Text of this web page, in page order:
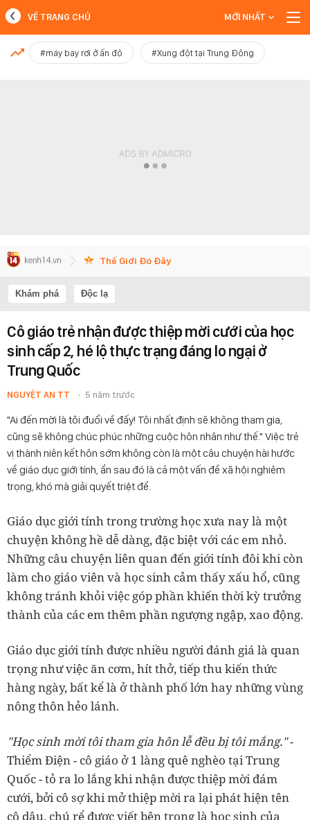
MỚI NHẤT
VỀ TRANG CHỦ MỚI NHẤT
#máy bay rơi ở ấn độ #Xung đột tại Trung Đông
Thế Giới Đó Đây
Khám phá Độc lạ
Cô giáo trẻ nhận được thiệp mời cưới của học
sinh cấp 2, hé lộ thực trạng đáng lo ngại ở
Trung Quốc
NGUYỆT AN TT 5 năm trước
"Ai đến mời là tôi đuổi về đấy! Tôi nhất định sẽ không tham gia,
cũng sẽ không chúc phúc những cuộc hôn nhân như thế." Việc trẻ
vị thành niên kết hôn sớm không còn là một câu chuyện hài hước
về giáo dục giới tính, ẩn sau đó là cả một vấn đề xã hội nghiêm
trọng, khó mà giải quyết triệt để.
Giáo dục giới tính trong trường học xưa nay là một
chuyện không hề dễ dàng, đặc biệt với các em nhỏ.
Những câu chuyện liên quan đến giới tính đôi khi còn
làm cho giáo viên và học sinh cảm thấy xấu hổ, cũng
không tránh khỏi việc góp phần khiến thời kỳ trưởng
thành của các em thêm phần ngượng ngập, xao động.
Giáo dục giới tính được nhiều người đánh giá là quan
trọng như việc ăn cơm, hít thở, tiếp thu kiến thức
hàng ngày, bất kể là ở thành phố lớn hay những vùng
nông thôn hẻo lánh.
"Học sinh mời tôi tham gia hôn lễ đều bị tôi mắng."-
Thiểm Điện - cô giáo ở 1 làng quê nghèo tại Trung
Quốc - tỏ ra lo lắng khi nhận được thiệp mời đám
cưới, bởi cô sợ khi mở thiệp mời ra lại phát hiện tên
cô dâu, chú rể được viết bên trong là học sinh của